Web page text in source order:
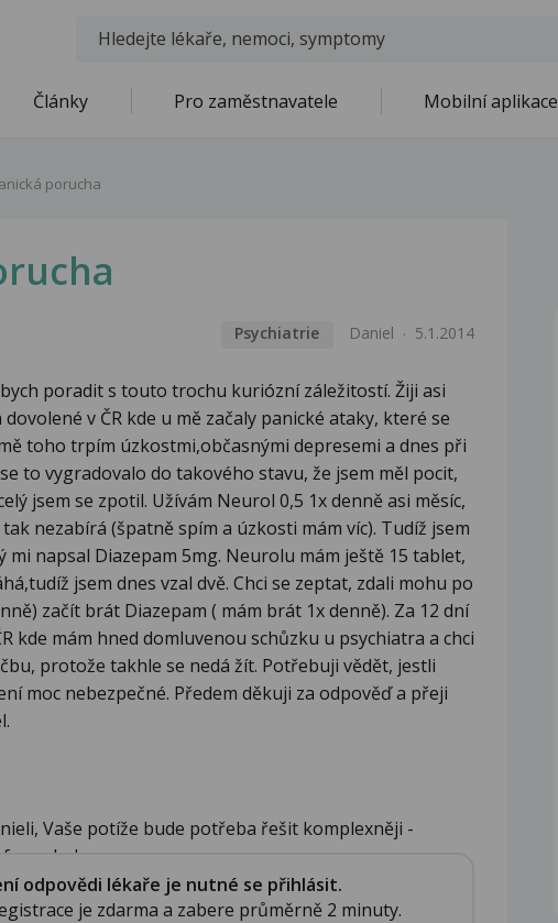
Články Pro zaměstnavatele Mobilní aplikace
porucha
Psychiatrie Daniel 5.1.2014
poradit s touto trochu kuriózní záležitostí. Žiji asi
v ČR kde u mě začaly panické ataky, které se
toho trpím úzkostmi,občasnými depresemi a dnes při
to vygradovalo do takového stavu, že jsem měl pocit,
jsem se zpotil. Užívám Neurol 0,5 1x denně asi měsíc,
nezabírá (špatně spím a úzkosti mám víc). Tudíž jsem
mi napsal Diazepam 5mg. Neurolu mám ještě 15 tablet,
jsem dnes vzal dvě. Chci se zeptat, zdali mohu po
začít brát Diazepam ( mám brát 1x denně). Za 12 dní
kde mám hned domluvenou schůzku u psychiatra a chci
protože takhle se nedá žít. Potřebuji vědět, jestli
moc nebezpečné. Předem děkuji za odpověď a přeji
Vaše potíže bude potřeba řešit komplexněji -
odpovědi lékaře je nutné se přihlásit.
je zdarma a zabere průměrně 2 minuty.